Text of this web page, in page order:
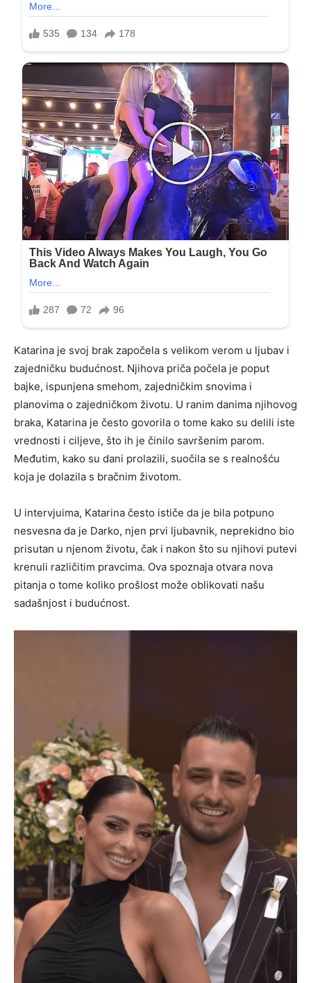
Katarina je svoj brak započela s velikom verom u ljubav i
zajedničku budućnost. Njihova priča počela je poput
bajke, ispunjena smehom, zajedničkim snovima i
planovima o zajedničkom životu. U ranim danima njihovog
braka, Katarina je često govorila o tome kako su delili iste
vrednosti i ciljeve, što ih je činilo savršenim parom.
Međutim, kako su dani prolazili, suočila se s realnošću
koja je dolazila s bračnim životom.
U intervjuima, Katarina često ističe da je bila potpuno
nesvesna da je Darko, njen prvi ljubavnik, neprekidno bio
prisutan u njenom životu, čak i nakon što su njihovi putevi
krenuli različitim pravcima. Ova spoznaja otvara nova
pitanja o tome koliko prošlost može oblikovati našu
sadašnjost i budućnost.